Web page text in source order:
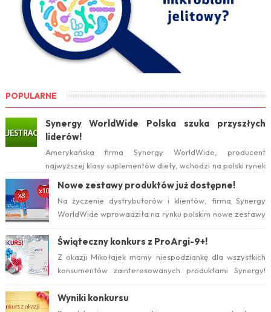
POPULARNE
Synergy WorldWide Polska szuka przyszłych
liderów!
Amerykańska firma Synergy WorldWide, producent
najwyższej klasy suplementów diety, wchodzi na polski rynek
już w tym roku. Serwis internetow...
Nowe zestawy produktów już dostępne!
Na życzenie dystrybutorów i klientów, firma Synergy
WorldWide wprowadziła na rynku polskim nowe zestawy
Świąteczny konkurs z ProArgi-9+!
Z okazji Mikołajek mamy niespodziankę dla wszystkich
konsumentów zainteresowanych produktami Synergy!
Wyniki konkursu